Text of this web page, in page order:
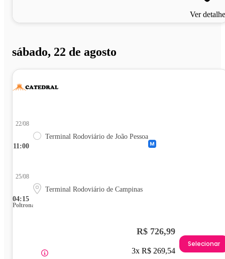
Ver
sábado, 22 de agosto
11:00
22/08
Terminal Rodoviário de João Pessoa
04:15
25/08
Terminal Rodoviário de Campinas
Poltrona
R$ 726,99
3x R$ 269,54
Selecionar